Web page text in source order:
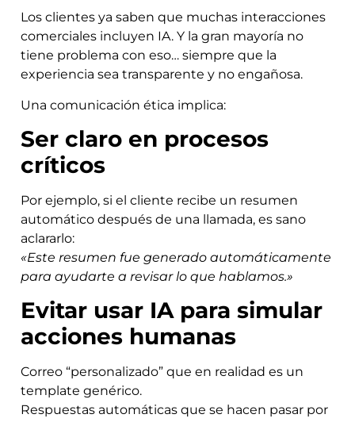
Los clientes ya saben que muchas interacciones
comerciales incluyen IA. Y la gran mayoría no
tiene problema con eso… siempre que la
experiencia sea transparente y no engañosa.
Una comunicación ética implica:
Ser claro en procesos
críticos
Por ejemplo, si el cliente recibe un resumen
automático después de una llamada, es sano
aclararlo:
«Este resumen fue generado automáticamente
para ayudarte a revisar lo que hablamos.»
Evitar usar IA para simular
acciones humanas
Correo “personalizado” que en realidad es un
template genérico.
Respuestas automáticas que se hacen pasar por